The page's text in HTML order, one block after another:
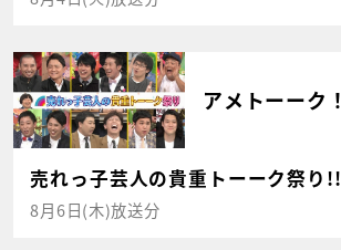
アメトーーク！
売れっ子芸人の貴重トーーク祭り!!
8月6日(木)放送分